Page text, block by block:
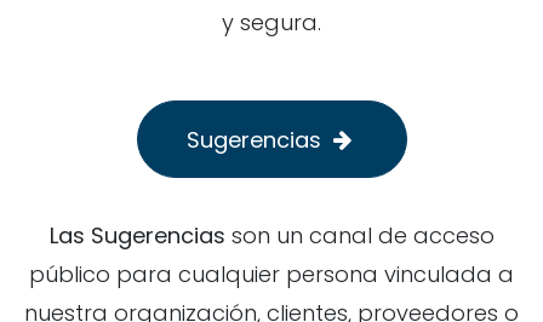
y segura.
Sugerencias
Las Sugerencias son un canal de acceso
público para cualquier persona vinculada a
nuestra organización, clientes, proveedores o